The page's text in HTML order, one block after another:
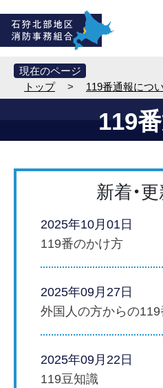
現在のページ
トップ
> 119番通報につ
119
新着・
2025年10月01日
119番のかけ方
2025年09月27日
外国人の方からの
2025年09月22日
119豆知識